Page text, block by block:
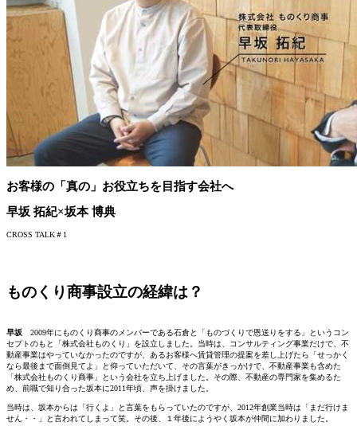
お客様の「真の」お役立ちを目指す会社へ
早坂 拓紀×坂本 博典
CROSS TALK＃1
ものくり商事設立の経緯は？
早坂 2009年にものくり商事のメンバーである石倉と「ものづくりで恩送りをする」というコン
セプトのもと「株式会社ものくり」を設立しました。当時は、コンサルティング事業だけで、不
動産事業はやっていなかったのですが、あるお客様へ賃貸管理の提案を差し上げたら「せっかく
なら最後まで面倒見てよ」と仰っていただいて、その言葉がきっかけで、不動産事業も含めた
「株式会社ものくり商事」という会社を立ち上げました。その際、不動産の専門家を集めるた
め、前職で知り合った坂本に2011年頃、声を掛けました。
当時は、坂本からは「行くよ」と言葉をもらっていたのですが、2012年創業当時は「まだ行けま
せん・・」と言われてしまって笑。その後、１年後にようやく坂本が仲間に加わりました。